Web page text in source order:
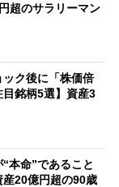
超のサラリーマン
ック後に「株価倍
銘柄5選】資産3
“本命”であること
20億円超の90歳